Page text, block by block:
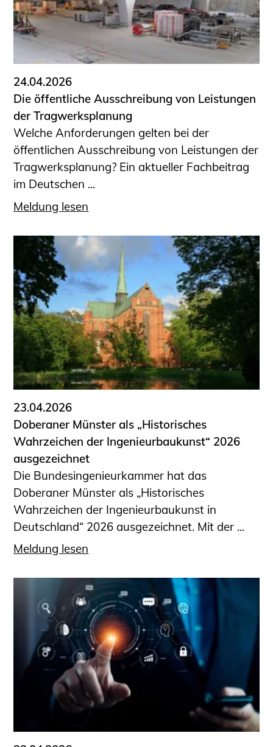
24.04.2026
Die öffentliche Ausschreibung von Leistungen
der Tragwerksplanung
Welche Anforderungen gelten bei der
öffentlichen Ausschreibung von Leistungen der
Tragwerksplanung? Ein aktueller Fachbeitrag
im Deutschen ...
Meldung lesen
23.04.2026
Doberaner Münster als „Historisches
Wahrzeichen der Ingenieurbaukunst“ 2026
ausgezeichnet
Die Bundesingenieurkammer hat das
Doberaner Münster als „Historisches
Wahrzeichen der Ingenieurbaukunst in
Deutschland“ 2026 ausgezeichnet. Mit der ...
Meldung lesen